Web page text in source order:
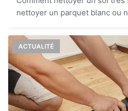
nettoyer un parquet blanc ou
ACTUALITÉ